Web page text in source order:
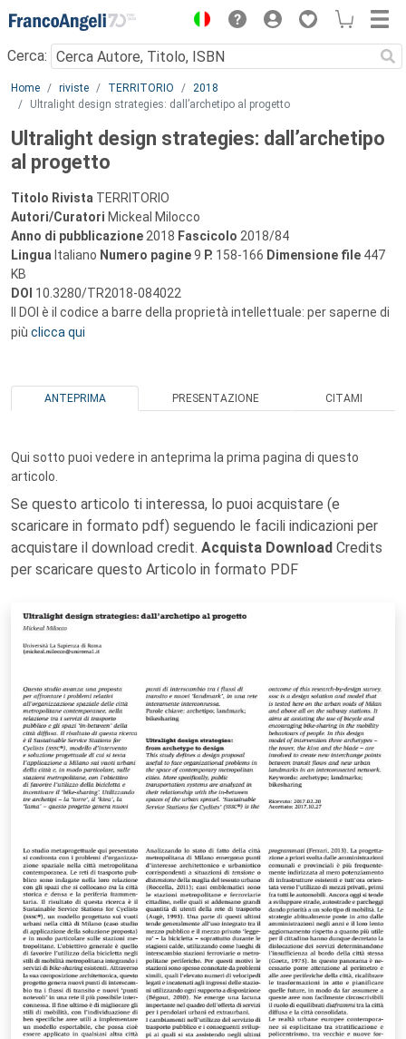
Menu
Cerca:
Main content
Home riviste TERRITORIO
2018
Ultralight design strategies: dall’archetipo al progetto
Ultralight design strategies: dall’archetipo
al progetto
Titolo Rivista TERRITORIO
Autori/Curatori Mickeal Milocco
Anno di pubblicazione 2018 Fascicolo 2018/84
Lingua Italiano Numero pagine9 P. 158-166 Dimensione file 447
KB
DOI 10.3280/TR2018-084022
Il DOI è il codice a barre della proprietà intellettuale: per saperne di
più clicca qui
ANTEPRIMA PRESENTAZIONE CITAMI
Qui sotto puoi vedere in anteprima la prima pagina di questo
articolo.
Se questo articolo ti interessa, lo puoi acquistare (e
scaricare in formato pdf) seguendo le facili indicazioni per
acquistare il download credit. Acquista Download Credits
per scaricare questo Articolo in formato PDF